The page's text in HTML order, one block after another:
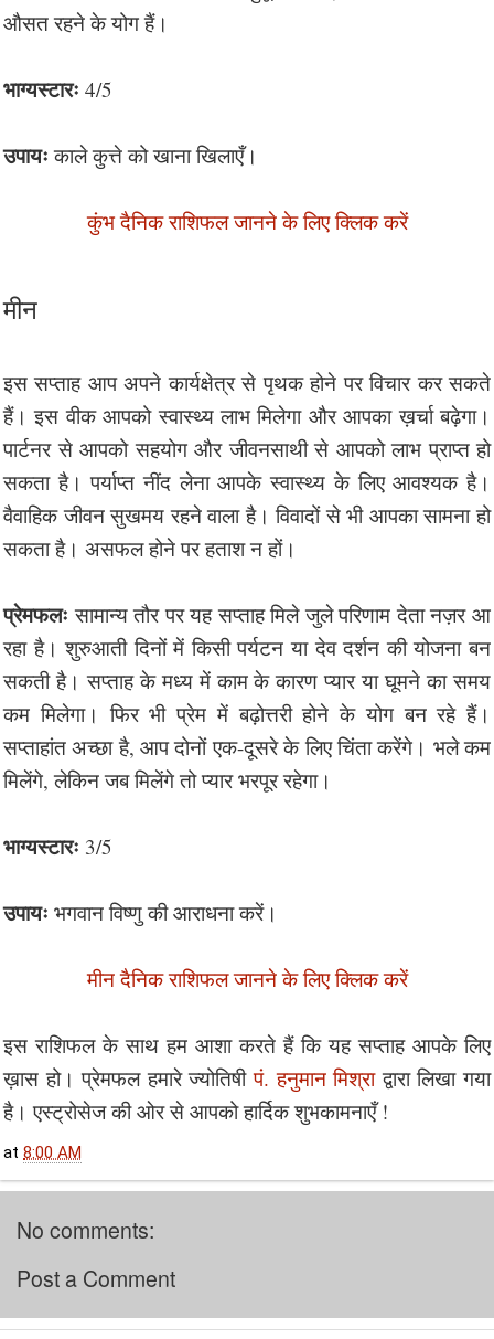
औसत रहने के योग हैं।
भाग्यस्टारः 4/5
उपायः काले कुत्ते को खाना खिलाएँ।
कुंभ दैनिक राशिफल जानने के लिए क्लिक करें
मीन
इस सप्ताह आप अपने कार्यक्षेत्र से पृथक होने पर विचार कर सकते
हैं। इस वीक आपको स्वास्थ्य लाभ मिलेगा और आपका ख़र्चा बढ़ेगा।
पार्टनर से आपको सहयोग और जीवनसाथी से आपको लाभ प्राप्त हो
सकता है। पर्याप्त नींद लेना आपके स्वास्थ्य के लिए आवश्यक है।
वैवाहिक जीवन सुखमय रहने वाला है। विवादों से भी आपका सामना हो
सकता है। असफल होने पर हताश न हों।
प्रेमफलः सामान्य तौर पर यह सप्ताह मिले जुले परिणाम देता नज़र आ
रहा है। शुरुआती दिनों में किसी पर्यटन या देव दर्शन की योजना बन
सकती है। सप्ताह के मध्य में काम के कारण प्यार या घूमने का समय
कम मिलेगा। फिर भी प्रेम में बढ़ोत्तरी होने के योग बन रहे हैं।
सप्ताहांत अच्छा है, आप दोनों एक-दूसरे के लिए चिंता करेंगे। भले कम
मिलेंगे, लेकिन जब मिलेंगे तो प्यार भरपूर रहेगा।
भाग्यस्टारः 3/5
उपायः भगवान विष्णु की आराधना करें।
मीन दैनिक राशिफल जानने के लिए क्लिक करें
इस राशिफल के साथ हम आशा करते हैं कि यह सप्ताह आपके लिए
ख़ास हो। प्रेमफल हमारे ज्योतिषीपं. हनुमान मिश्राद्वारा लिखा गया
है। एस्ट्रोसेज की ओर से आपको हार्दिक शुभकामनाएँ !
at 8:00 AM
No comments:
Post a Comment